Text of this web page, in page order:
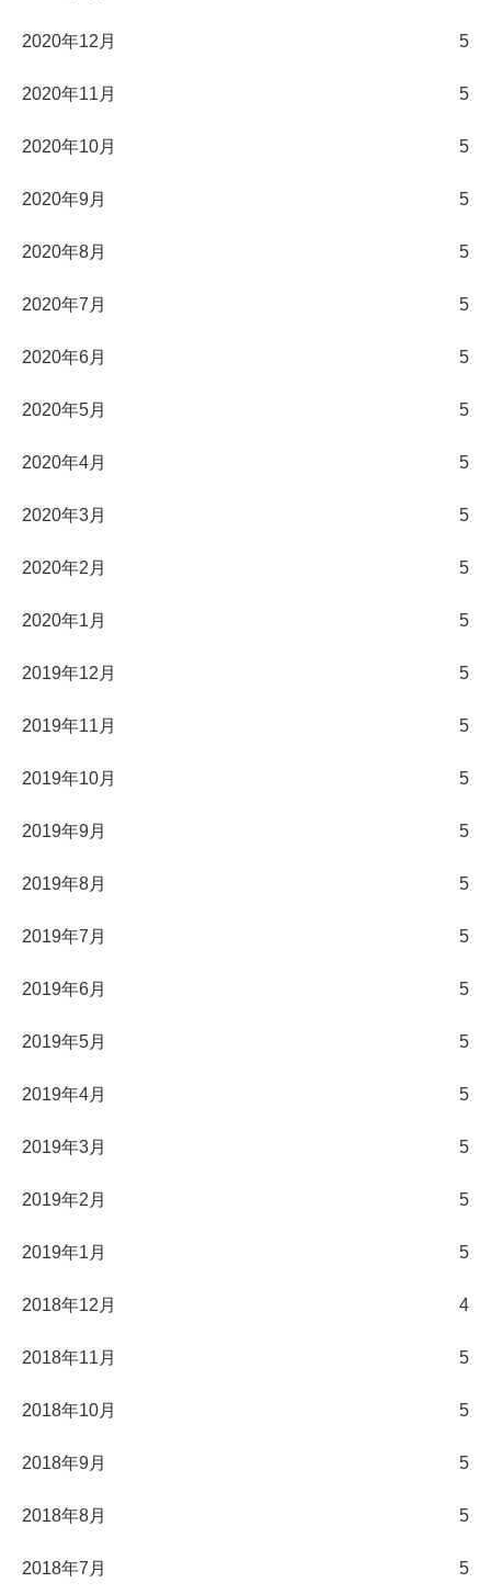
2020年12月 5
2020年11月 5
2020年10月 5
2020年9月 5
2020年8月 5
2020年7月 5
2020年6月 5
2020年5月 5
2020年4月 5
2020年3月 5
2020年2月 5
2020年1月 5
2019年12月 5
2019年11月 5
2019年10月 5
2019年9月 5
2019年8月 5
2019年7月 5
2019年6月 5
2019年5月 5
2019年4月 5
2019年3月 5
2019年2月 5
2019年1月 5
2018年12月 4
2018年11月 5
2018年10月 5
2018年9月 5
2018年8月 5
2018年7月 5